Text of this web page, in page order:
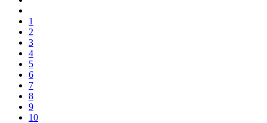
1
2
3
4
5
6
7
8
9
10